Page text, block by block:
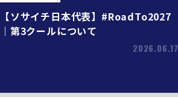
【ソサイチ日本代表】#RoadTo2027
｜第3クールについて
2026.06.17